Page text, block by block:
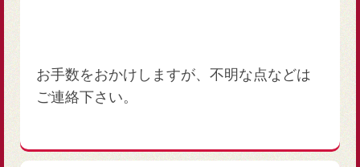
お手数をおかけしますが、不明な点などは
ご連絡下さい。